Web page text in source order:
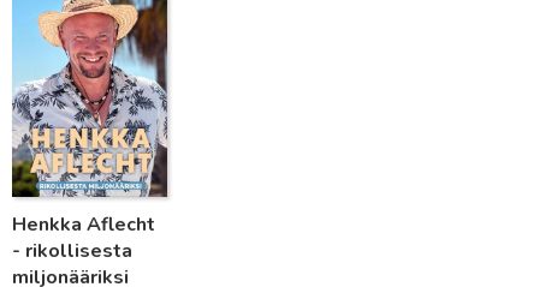
Henkka Aflecht
- rikollisesta
miljonääriksi